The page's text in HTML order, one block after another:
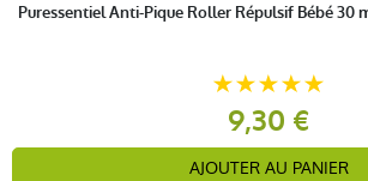
Puressentiel Anti-Pique Roller Répulsif Bébé 30
9,30 €
AJOUTER AU PANIER